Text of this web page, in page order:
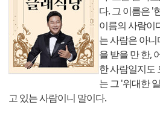
다. 그 이름은 '
이름의 사람이
는 사람은 아
을 받을 만 한,
한 사람일지도
는 그 '위대한
고 있는 사람이니 말이다.